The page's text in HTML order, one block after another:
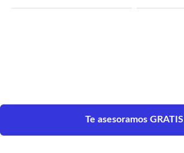
Te asesoramos GRATIS